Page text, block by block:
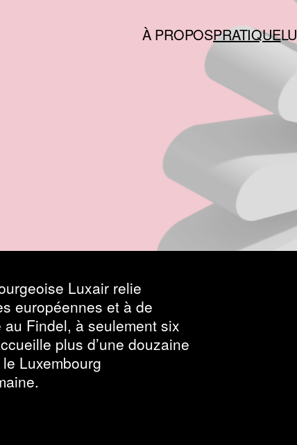
À PROPOSPRATIQUE
Luxair relie
européennes et à de
au Findel, à seulement six
plus d’une douzaine
Luxembourg